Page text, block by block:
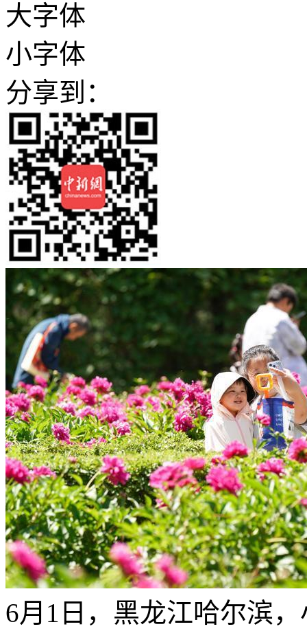
大字体
小字体
分享到：
6月1日，黑龙江哈尔滨